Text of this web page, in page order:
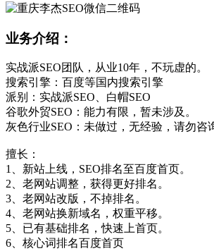
业务介绍：
实战派SEO团队，从业10年，不玩虚的。
搜索引擎：百度等国内搜索引擎
派别：实战派SEO、白帽SEO
谷歌外贸SEO：能力有限，暂未涉及。
灰色行业SEO：未做过，无经验，请勿咨
擅长：
1、新站上线，SEO排名至百度首页。
2、老网站调整，获得更好排名。
3、老网站改版，不掉排名。
4、老网站换新域名，权重平移。
5、已有基础排名，快速上首页。
6、核心词排名百度首页